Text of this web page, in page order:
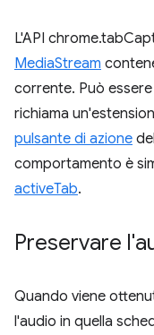
L'API
MediaStream
corrente. Può
richiama
pulsante di azione
comportamento è
activeTab.
Preservare
Quando viene
l'audio in quella